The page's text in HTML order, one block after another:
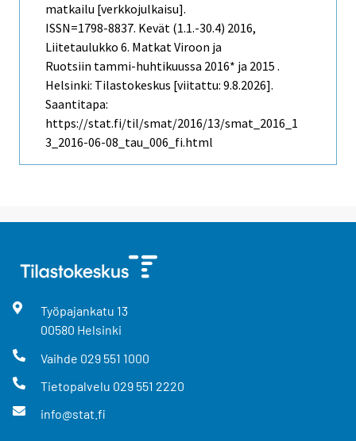
matkailu [verkkojulkaisu].
ISSN=1798-8837. Kevät (1.1.-30.4) 2016,
Liitetaulukko 6. Matkat Viroon ja
Ruotsiin tammi-huhtikuussa 2016* ja 2015 .
Helsinki: Tilastokeskus [viitattu: 9.8.2026].
Saantitapa:
https://stat.fi/til/smat/2016/13/smat_2016_1
3_2016-06-08_tau_006_fi.html
Työpajankatu 13
00580 Helsinki
Vaihde 029 551 1000
Tietopalvelu 029 551 2220
info@stat.fi